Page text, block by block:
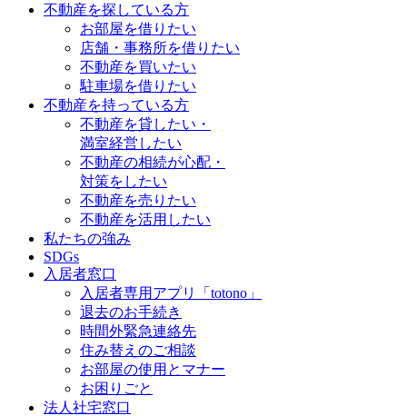
不動産を探している方
お部屋を借りたい
店舗・事務所を借りたい
不動産を買いたい
駐車場を借りたい
不動産を持っている方
不動産を貸したい・
満室経営したい
不動産の相続が心配・
対策をしたい
不動産を売りたい
不動産を活用したい
私たちの強み
SDGs
入居者窓口
入居者専用アプリ「totono」
退去のお手続き
時間外緊急連絡先
住み替えのご相談
お部屋の使用とマナー
お困りごと
法人社宅窓口